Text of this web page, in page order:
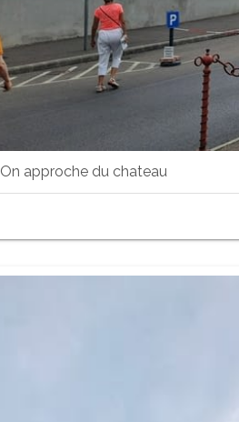
On approche du chateau